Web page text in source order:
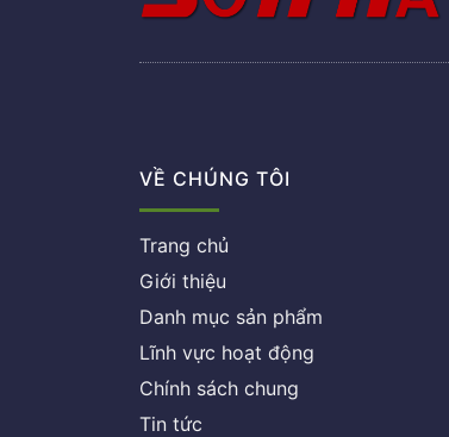
VỀ CHÚNG TÔI
Trang chủ
Giới thiệu
Danh mục sản phẩm
Lĩnh vực hoạt động
Chính sách chung
Tin tức